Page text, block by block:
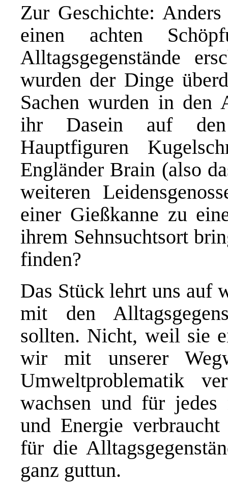
Zur Geschichte:
einen achten
Alltagsgegenstände
wurden der Dinge
Sachen wurden in den
ihr Dasein auf den
Hauptfiguren
Engländer Brain (also
weiteren
einer Gießkanne zu
ihrem Sehnsuchtsort
finden?
Das Stück lehrt uns auf
mit den
sollten. Nicht, weil sie
wir mit unserer
Umweltproblematik
wachsen und für jedes
und Energie
für die
ganz guttun.